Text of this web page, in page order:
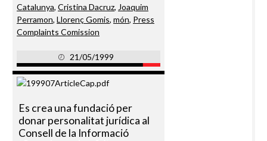
Catalunya, Cristina Dacruz, Joaquim
Perramon, Llorenç Gomis, món, Press
Complaints Comission
21/05/1999
Es crea una fundació per
donar personalitat jurídica al
Consell de la Informació